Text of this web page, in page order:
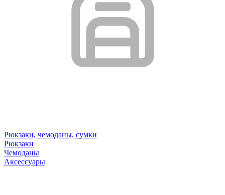
Рюкзаки, чемоданы, сумки
Рюкзаки
Чемоданы
Аксессуары